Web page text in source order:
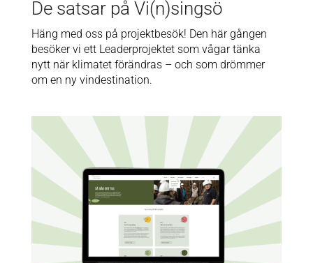
De satsar på Vi(n)singsö
Häng med oss på projektbesök! Den här gången
besöker vi ett Leaderprojektet som vågar tänka
nytt när klimatet förändras – och som drömmer
om en ny vindestination.